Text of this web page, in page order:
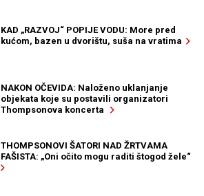
KAD „RAZVOJ“ POPIJE VODU: More pred
kućom, bazen u dvorištu, suša na vratima
NAKON OČEVIDA: Naloženo uklanjanje
objekata koje su postavili organizatori
Thompsonova koncerta
THOMPSONOVI ŠATORI NAD ŽRTVAMA
FAŠISTA: „Oni očito mogu raditi štogod žele“